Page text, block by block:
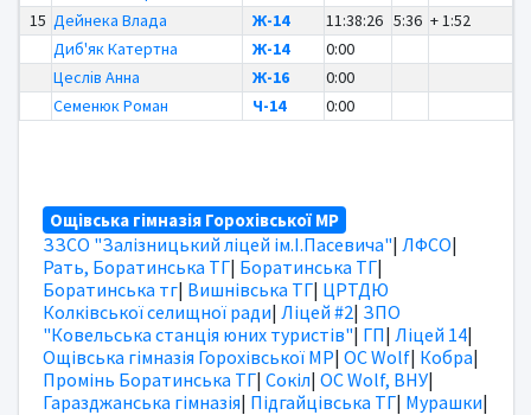
15 Дейнека Влада Ж-14 11:38:26 5:36 + 1:52
Диб'як Катертна
Ж-14
0:00
Цеслів Анна
Ж-16
0:00
Семенюк Роман
Ч-14 0:00
Ощівська гімназія Горохівської МР
ЗЗСО "Залізницький ліцей ім.І.Пасевича"| ЛФСО|
Рать, Боратинська ТГ| Боратинська ТГ|
Боратинська тг| Вишнівська ТГ| ЦРТДЮ
Колківської селищної ради| Ліцей #2| ЗПО
"Ковельська станція юних туристів"| ГП| Ліцей 14|
Ощівська гімназія Горохівської МР| OC Wolf| Кобра|
Промінь Боратинська ТГ| Сокіл| OC Wolf, ВНУ|
Гаразджанська гімназія| Підгайцівська ТГ| Мурашки|